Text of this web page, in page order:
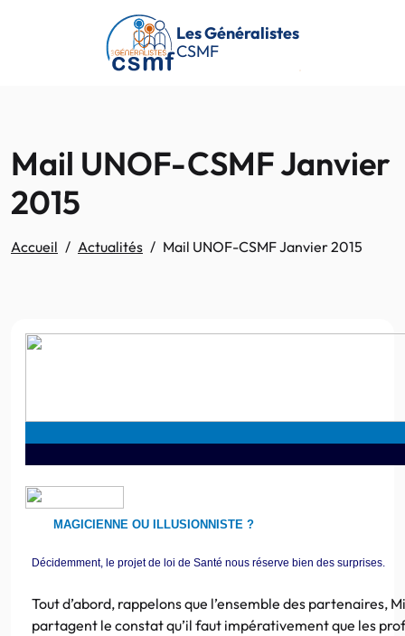
Passer au contenu principal
Les Généralistes
CSMF
Mail UNOF-CSMF Janvier
2015
Accueil Actualités Mail UNOF-CSMF Janvier 2015
MAGICIENNE OU ILLUSIONNISTE ?
Décidemment, le projet de loi de Santé nous réserve bien des surprises.
Tout d’abord, rappelons que l’ensemble des partenaires,
partagent le constat qu’il faut impérativement que les